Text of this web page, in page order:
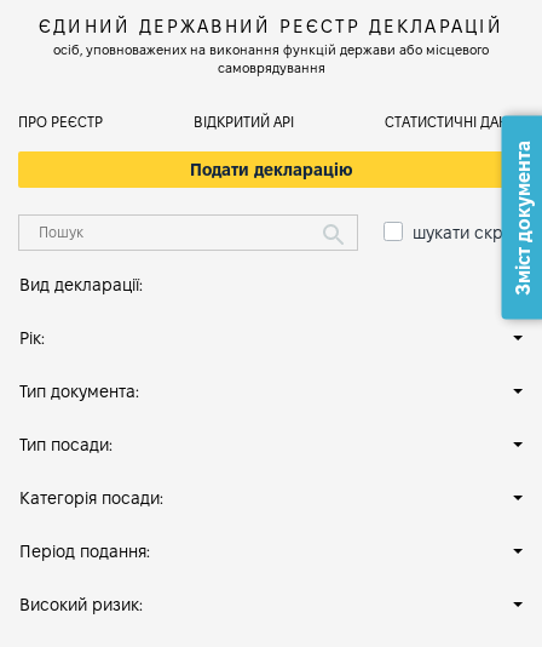
ЄДИНИЙ ДЕРЖАВНИЙ РЕЄСТР ДЕКЛАРАЦІЙ
осіб, уповноважених на виконання функцій держави або місцевого
самоврядування
ПРО РЕЄСТР ВІДКРИТИЙ АРІ СТАТИСТИЧНІ ДАНІ
Подати декларацію
шукати скрізь
Вид декларації:
Рік:
Тип документа:
Тип посади:
Категорія посади:
Період подання:
Високий ризик:
Зміст документа